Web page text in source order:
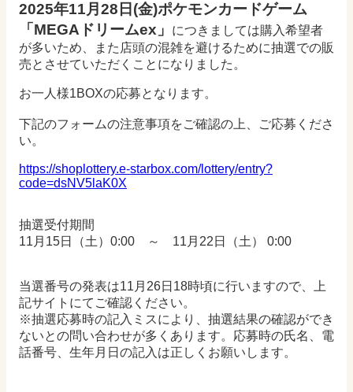
2025年11月28日(金)ポケモンカードゲーム
「MEGAドリームex」
につきましては購入希望者
が多いため、また店頭の混雑を避けるために抽選での販
売とさせていただくことになりました。
お一人様1BOXの応募となります。
下記のフォームの注意事項をご確認の上、ご応募くださ
い。
https://shoplottery.e-starbox.com/lottery/entry?
code=dsNV5laK0X
抽選受付期間
11月15日（土）0:00 ～ 11月22日（土） 0:00
当選番号の発表は11月26日18時頃に行いますので、上
記サイトにてご確認ください。
※抽選応募時の記入ミスにより、抽選結果の確認ができ
ないとの問い合わせが多くあります。応募時の氏名、電
話番号、生年月日の記入は正しくお願いします。